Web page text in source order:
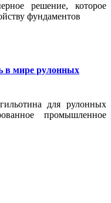
решение, которое
фундаментов
в мире рулонных
для рулонных
промышленное